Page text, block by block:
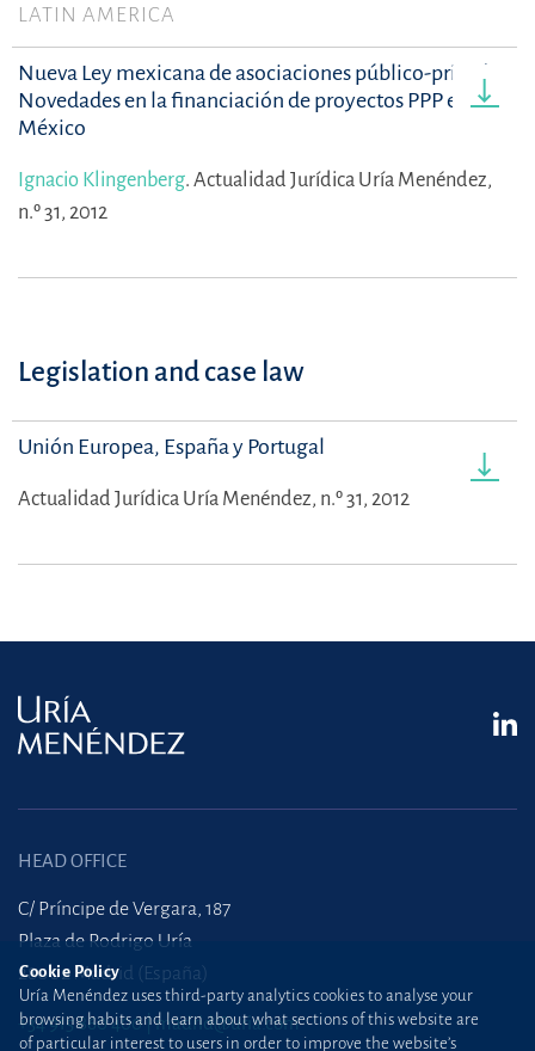
LATIN AMERICA
Nueva Ley mexicana de asociaciones público-privadas.
Novedades en la financiación de proyectos PPP en
México
Ignacio Klingenberg. Actualidad Jurídica Uría Menéndez,
n.º 31, 2012
Legislation and case law
Unión Europea, España y Portugal
Actualidad Jurídica Uría Menéndez, n.º 31, 2012
HEAD OFFICE
C/ Príncipe de Vergara, 187
Plaza de Rodrigo Uría
28002 Madrid (España)
+34 915 860 400 madrid@uria.com
Cookie Policy
Uría Menéndez uses third-party analytics cookies to analyse your
browsing habits and learn about what sections of this website are
of particular interest to users in order to improve the website’s